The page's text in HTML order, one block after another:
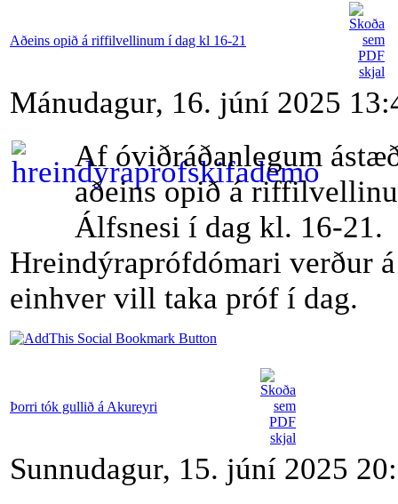
Aðeins opið á riffilvellinum í dag kl 16-21
Mánudagur, 16. júní 2025
Af óviðráðanlegum
aðeins opið á
Álfsnesi í dag kl. 16-21.
Hreindýraprófdómari verður
einhver vill taka próf í dag.
Þorri tók gullið á Akureyri
Sunnudagur, 15. júní 2025